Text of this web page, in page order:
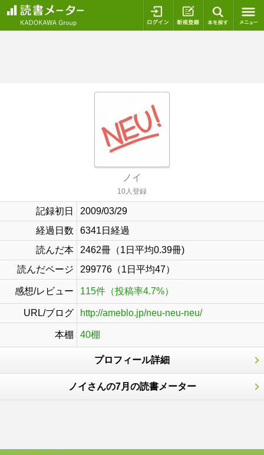
ログイン 新規登録
ノイ
10人登録
記録初日
2009/03/29
経過日数
6341日経過
読んだ本
2462冊（1日平均0.39冊)
読んだページ
299776（1日平均47）
感想/レビュー 115件（投稿率4.7%）
URL/ブログ http://ameblo.jp/neu-neu-neu/
本棚 40棚
プロフィール詳細
ノイさんの7月の読書メーター